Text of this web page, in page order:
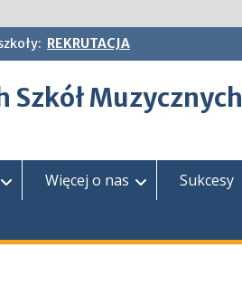
REKRUTACJA
Szkół Muzycznych
Więcej o nas Sukcesy